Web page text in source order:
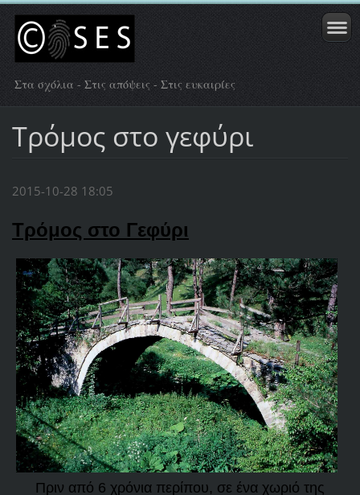
Στα σχόλια - Στις απόψεις - Στις ευκαιρίες
Τρόμος στο γεφύρι
2015-10-28 18:05
Τρόμος στο Γεφύρι
Πριν από 6 χρόνια περίπου, σε ένα χωριό της